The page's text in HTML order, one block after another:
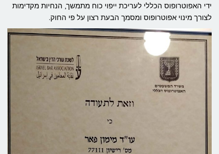
ידי האפוטרופוס הכללי לעריכת ייפוי כוח מתמשך, הנחיות מקדימות
לצורך מינוי אפוטרופוס ומסמך הבעת רצון על פי החוק.